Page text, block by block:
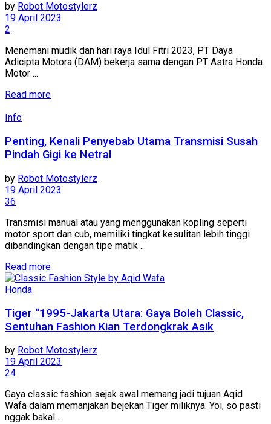
by Robot Motostylerz
19 April 2023
2
Menemani mudik dan hari raya Idul Fitri 2023, PT Daya
Adicipta Motora (DAM) bekerja sama dengan PT Astra Honda
Motor ...
Read more
Info
Penting, Kenali Penyebab Utama Transmisi Susah
Pindah Gigi ke Netral
by Robot Motostylerz
19 April 2023
36
Transmisi manual atau yang menggunakan kopling seperti
motor sport dan cub, memiliki tingkat kesulitan lebih tinggi
dibandingkan dengan tipe matik ...
Read more
Honda
Tiger “1995-Jakarta Utara: Gaya Boleh Classic,
Sentuhan Fashion Kian Terdongkrak Asik
by Robot Motostylerz
19 April 2023
24
Gaya classic fashion sejak awal memang jadi tujuan Aqid
Wafa dalam memanjakan bejekan Tiger miliknya. Yoi, so pasti
nggak bakal ...